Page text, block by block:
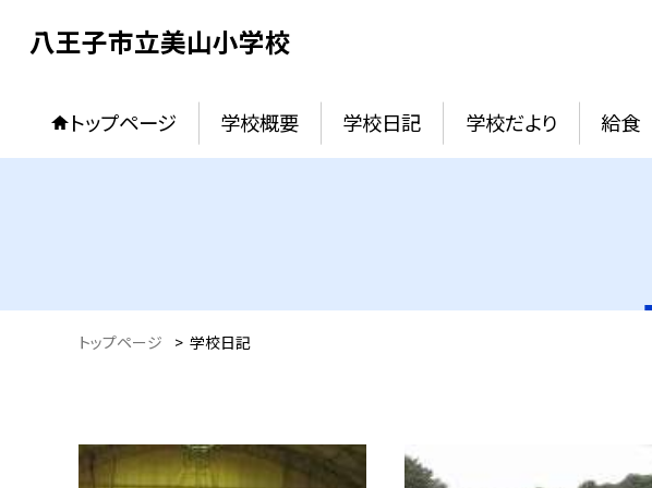
八王子市立美山小学校
トップページ 学校概要 学校日記 学校だより 給食
トップページ > 学校日記